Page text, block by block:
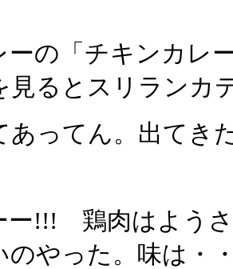
の「チキンカレ
見るとスリランカ
あってん。出てき
!!! 鶏肉はようさ
のやった。味は・